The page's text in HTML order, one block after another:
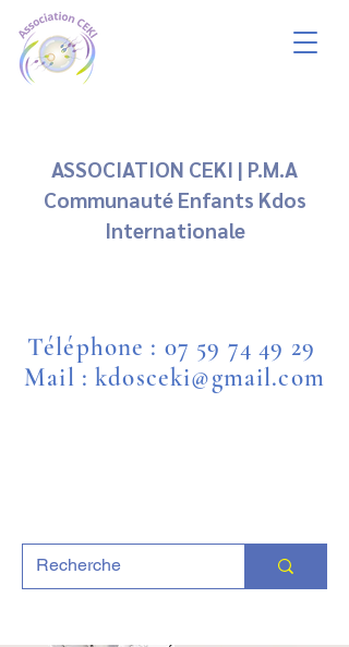
ASSOCIATION CEKI | P.M.A
Communauté Enfants Kdos
Internationale
Téléphone : 07 59 74 49 29
Mail : kdosceki@gmail.com